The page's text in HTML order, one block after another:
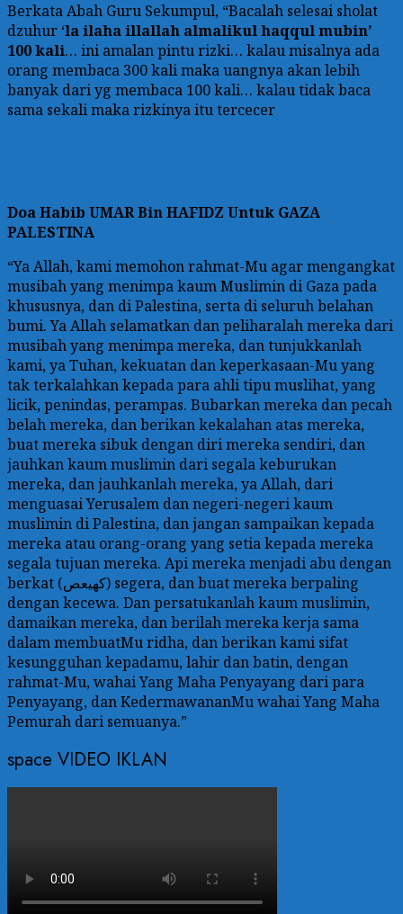
Berkata Abah Guru Sekumpul, “Bacalah selesai sholat
dzuhur ‘la ilaha illallah almalikul haqqul mubin’
100 kali… ini amalan pintu rizki… kalau misalnya ada
orang membaca 300 kali maka uangnya akan lebih
banyak dari yg membaca 100 kali… kalau tidak baca
sama sekali maka rizkinya itu tercecer
DoaHabib UMAR Bin HAFIDZ Untuk GAZA
PALESTINA
“Ya Allah, kami memohon rahmat-Mu agar mengangkat
musibah yang menimpa kaum Muslimin di Gaza pada
khususnya, dan di Palestina, serta di seluruh belahan
bumi. Ya Allah selamatkan dan peliharalah mereka dari
musibah yang menimpa mereka, dan tunjukkanlah
kami, ya Tuhan, kekuatan dan keperkasaan-Mu yang
tak terkalahkan kepada para ahli tipu muslihat, yang
licik, penindas, perampas. Bubarkan mereka dan pecah
belah mereka, dan berikan kekalahan atas mereka,
buat mereka sibuk dengan diri mereka sendiri, dan
jauhkan kaum muslimin dari segala keburukan
mereka, dan jauhkanlah mereka, ya Allah, dari
menguasai Yerusalem dan negeri-negeri kaum
muslimin di Palestina, dan jangan sampaikan kepada
mereka atau orang-orang yang setia kepada mereka
segala tujuan mereka. Api mereka menjadi abu dengan
berkat (كهيعص) segera, dan buat mereka berpaling
dengan kecewa. Dan persatukanlah kaum muslimin,
damaikan mereka, dan berilah mereka kerja sama
dalam membuatMu ridha, dan berikan kami sifat
kesungguhan kepadamu, lahir dan batin, dengan
rahmat-Mu, wahai Yang Maha Penyayang dari para
Penyayang, dan KedermawananMu wahai Yang Maha
Pemurah dari semuanya.”
space VIDEO IKLAN